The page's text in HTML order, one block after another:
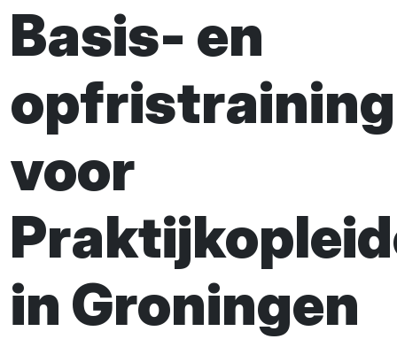
Basis- en
opfristraining
voor
in Groningen